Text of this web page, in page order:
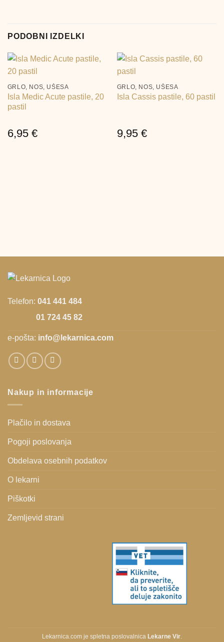
PODOBNI IZDELKI
GRLO, NOS, UŠESA
Isla Medic Acute pastile, 20
pastil
6,95 €
GRLO, NOS, UŠESA
Isla Cassis pastile, 60 pastil
9,95 €
Telefon: 041 441 484
01 724 45 82
e-pošta: info@lekarnica.com
Nakup in informacije
Plačilo in dostava
Pogoji poslovanja
Obdelava osebnih podatkov
O lekarni
Piškotki
Zemljevid strani
Lekarnica.com je spletna poslovalnica Lekarne Vir